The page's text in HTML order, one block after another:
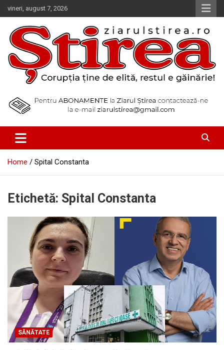
Skip
to
content
vineri, august 7, 2026
Ziarul Știrea
Home Spital Constanta
Etichetă: Spital Constanta
SĂNĂTATE